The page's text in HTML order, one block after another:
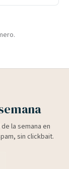
la semana en
sin clickbait.